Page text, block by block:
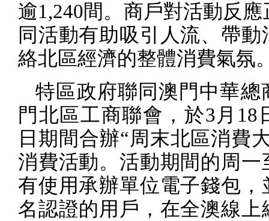
逾1,240間。商戶對活動反
同活動有助吸引人流、帶動
絡北區經濟的整體消費氣氛
特區政府聯同澳門中華總
門北區工商聯會，於3 月 18
日期間合辦“周末北區消費
消費活動。活動期間的周一
有使用承辦單位電子錢包，
名認證的用戶，在全澳線上